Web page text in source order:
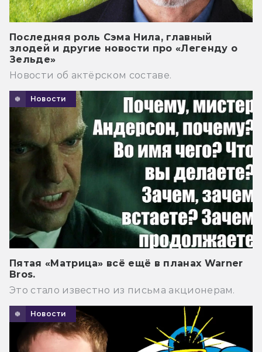
Последняя роль Сэма Нила, главный
злодей и другие новости про «Легенду о
Зельде»
Новости об актёрском составе.
Новости
Пятая «Матрица» всё ещё в планах Warner
Bros.
Это стало известно из письма акционерам.
Новости